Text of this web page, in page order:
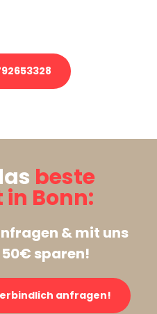
beste
Bonn:
& mit uns
sparen!
anfragen!